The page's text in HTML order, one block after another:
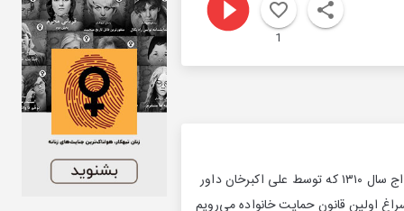
1
در این قسمت، نحوه‌ی به‌تصویب رسیدن و محتوایِ سه قانون را بررسی خواهیم کرد: ابتدا قانون راجع به ازدواج سال ۱۳۱۰ که توسط علی اکبرخان داور
۱۳۱۴ به‌تصویب رسید. و در آخر به سراغ اولین قانون حمایت خانواده می‌رویم